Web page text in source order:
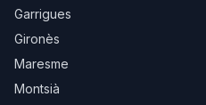
Garrigues
Gironès
Maresme
Montsià